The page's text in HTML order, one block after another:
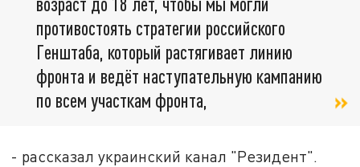
противостоять стратегии российского
Генштаба, который растягивает линию
фронта и ведёт наступательную кампанию
по всем участкам фронта,
- рассказал украинский канал "Резидент".